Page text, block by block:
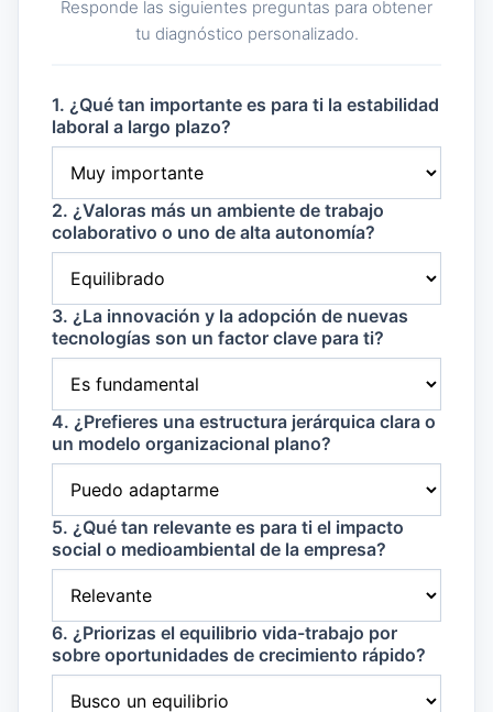
Responde las siguientes preguntas para obtener
tu diagnóstico personalizado.
1. ¿Qué tan importante es para ti la estabilidad
laboral a largo plazo?
2. ¿Valoras más un ambiente de trabajo
colaborativo o uno de alta autonomía?
3. ¿La innovación y la adopción de nuevas
tecnologías son un factor clave para ti?
4. ¿Prefieres una estructura jerárquica clara o
un modelo organizacional plano?
5. ¿Qué tan relevante es para ti el impacto
social o medioambiental de la empresa?
6. ¿Priorizas el equilibrio vida-trabajo por
sobre oportunidades de crecimiento rápido?